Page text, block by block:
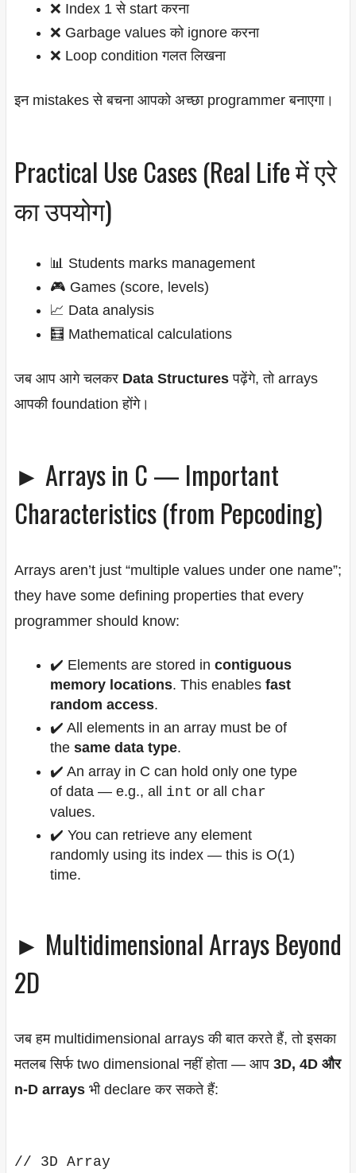
❌ Index 1 से start करना
❌ Garbage values को ignore करना
❌ Loop condition गलत लिखना
इन mistakes से बचना आपको अच्छा programmer बनाएगा।
Practical Use Cases (Real Life में एरे
का उपयोग)
📊 Students marks management
🎮 Games (score, levels)
📈 Data analysis
🧮 Mathematical calculations
जब आप आगे चलकर Data Structuresपढ़ेंगे, तो arrays
आपकी foundation होंगे।
► Arrays in C — Important
Characteristics (from Pepcoding)
Arrays aren’t just “multiple values under one name”;
they have some defining properties that every
programmer should know:
✔️ Elements are stored in contiguous
memory locations. This enables fast
random access.
✔️ All elements in an array must be of
the same data type.
✔️ An array in C can hold only one type
of data — e.g., all int or all char
values.
✔️ You can retrieve any element
randomly using its index — this is O(1)
time.
► Multidimensional Arrays Beyond
2D
जब हम multidimensional arrays की बात करते हैं, तो इसका
मतलब सिर्फ two dimensional नहीं होता — आप 3D, 4D और
n-D arraysभी declare कर सकते हैं:
// 3D Array